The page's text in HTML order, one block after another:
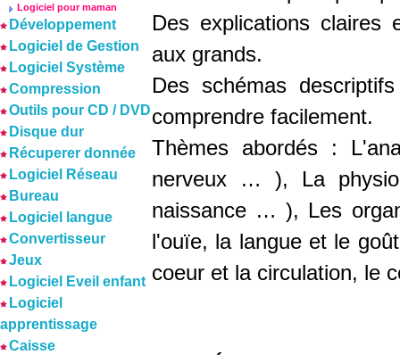
Logiciel pour maman
Développement
Logiciel de Gestion
Logiciel Système
Compression
Outils pour CD / DVD
Disque dur
Récuperer donnée
Logiciel Réseau
Bureau
Logiciel langue
Convertisseur
Jeux
Logiciel Eveil enfant
Logiciel
apprentissage
Caisse
Des explications claires
aux grands.
Des schémas
comprendre facilement.
Thèmes abordés :
nerveux … ), La
naissance … ), Les
l'ouïe, la langue et le
coeur et la circulation, le